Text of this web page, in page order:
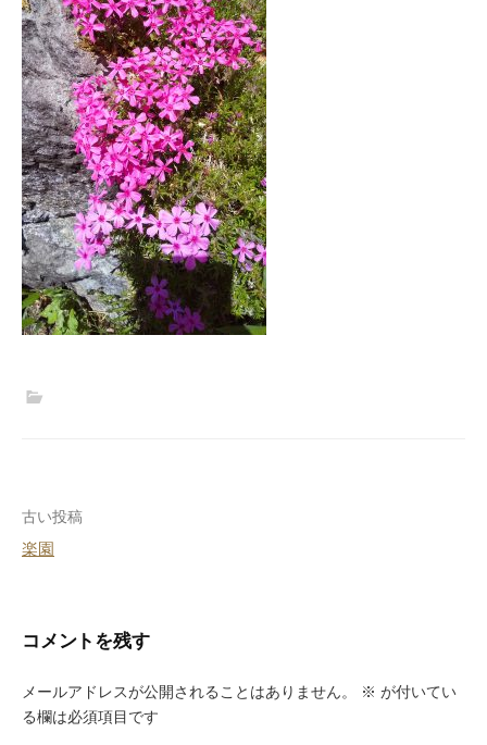
投
稿
ビ
ゲ
ー
古い投稿
楽園
コメントを残す
メールアドレスが公開されることはありません。 ※ が付いてい
る欄は必須項目です